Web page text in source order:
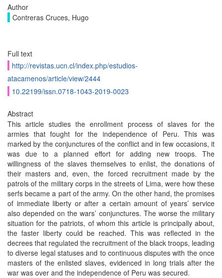
Author
Contreras Cruces, Hugo
Full text
http://revistas.ucn.cl/index.php/estudios-
atacamenos/article/view/2444
10.22199/issn.0718-1043-2019-0023
Abstract
This article studies the enrollment process of slaves for the
armies that fought for the independence of Peru. This was
marked by the conjunctures of the conflict and in few occasions, it
was due to a planned effort for adding new troops. The
willingness of the slaves themselves to enlist, the donations of
their masters and, even, the forced recruitment made by the
patrols of the military corps in the streets of Lima, were how these
serfs became a part of the army. On the other hand, the promises
of immediate liberty or after a certain amount of years’ service
also depended on the wars’ conjunctures. The worse the military
situation for the patriots, of whom this article is principally about,
the faster liberty could be reached. This was reflected in the
decrees that regulated the recruitment of the black troops, leading
to diverse legal statuses and to continuous disputes with the once
masters of the enlisted slaves, evidenced in long trials after the
war was over and the independence of Peru was secured.